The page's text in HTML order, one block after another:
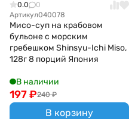
0.0
0
Артикул040078
Мисо-суп на крабовом
бульоне с морским
гребешком Shinsyu-Ichi Miso,
128г 8 порций Япония
В наличии
240 ₽
197₽
В корзину